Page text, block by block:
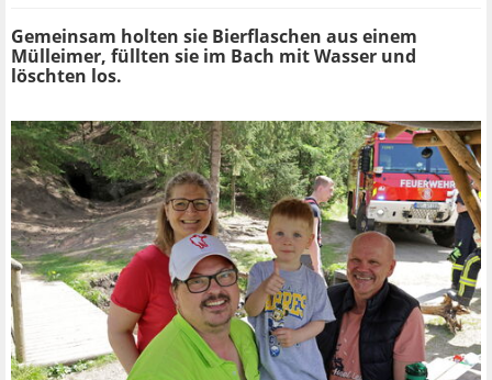
Gemeinsam holten sie Bierflaschen aus einem
Mülleimer, füllten sie im Bach mit Wasser und
löschten los.